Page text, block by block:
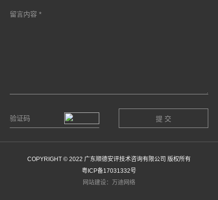
COPYRIGHT © 2022 广东顺德安评技术咨询有限公司 版权所有
粤ICP备17031332号
网站建设：万迪网络